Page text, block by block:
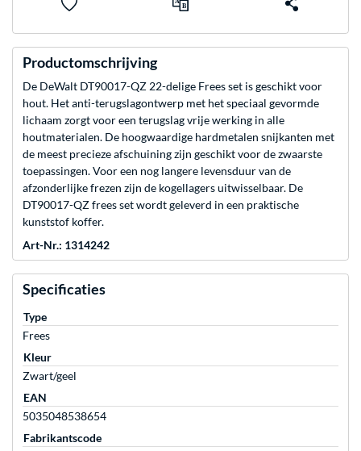
Productomschrijving
De DeWalt DT90017-QZ 22-delige Frees set is geschikt voor
hout. Het anti-terugslagontwerp met het speciaal gevormde
lichaam zorgt voor een terugslag vrije werking in alle
houtmaterialen. De hoogwaardige hardmetalen snijkanten met
de meest precieze afschuining zijn geschikt voor de zwaarste
toepassingen. Voor een nog langere levensduur van de
afzonderlijke frezen zijn de kogellagers uitwisselbaar. De
DT90017-QZ frees set wordt geleverd in een praktische
kunststof koffer.
Art-Nr.: 1314242
Specificaties
Type
Frees
Kleur
Zwart/geel
EAN
5035048538654
Fabrikantscode